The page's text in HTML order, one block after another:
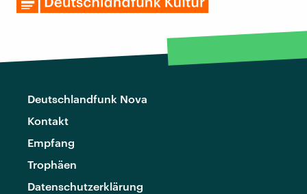
Deutschlandfunk Nova
Kontakt
Empfang
Trophäen
Datenschutzerklärung